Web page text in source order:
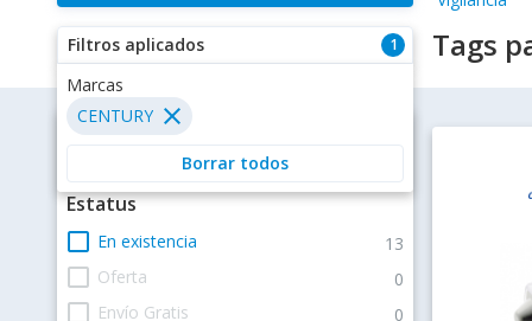
1
Filtros aplicados Tags
Filtros
Estatus
check_box_outline_blank En existencia 13
check_box_outline_blank Oferta 0
check_box_outline_blank Envío Gratis 0